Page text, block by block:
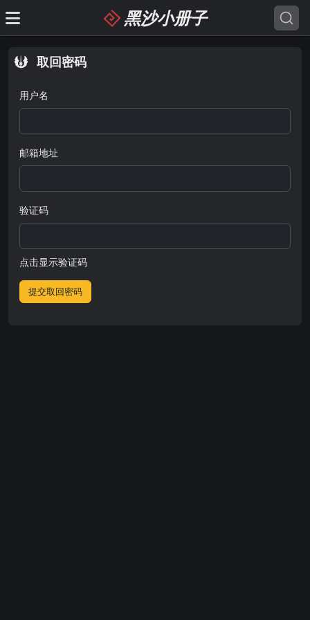
黑沙小册子
取回密码
用户名
邮箱地址
验证码
点击显示验证码
提交取回密码